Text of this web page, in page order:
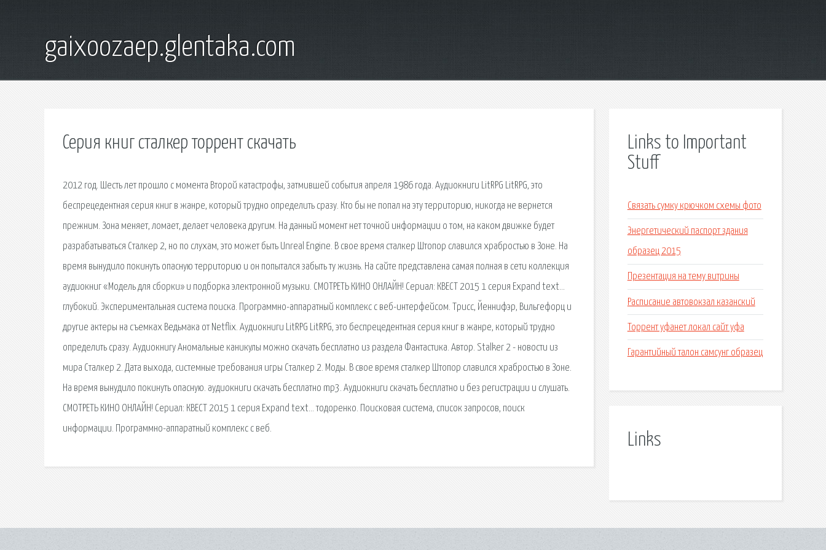
gaixoozaep.glentaka.com
Серия книг сталкер торрент скачать
2012 год. Шесть лет прошло с момента Второй катастрофы, затмившей события апреля 1986 года. Аудиокниги LitRPG LitRPG, это
беспрецедентная серия книг в жанре, который трудно определить сразу. Кто бы не попал на эту территорию, никогда не вернется
прежним. Зона меняет, ломает, делает человека другим. На данный момент нет точной информации о том, на каком движке будет
разрабатываться Сталкер 2, но по слухам, это может быть Unreal Engine. В свое время сталкер Штопор славился храбростью в Зоне. На
время вынудило покинуть опасную территорию и он попытался забыть ту жизнь. На сайте представлена самая полная в сети коллекция
аудиокниг «Модель для сборки» и подборка электронной музыки. СМОТРЕТЬ КИНО ОНЛАЙН! Сериал: КВЕСТ 2015 1 серия Expand text…
глубокий. Экспериментальная система поиска. Программно-аппаратный комплекс с веб-интерфейсом. Трисс, Йеннифэр, Вильгефорц и
другие актеры на съемках Ведьмака от Netflix. Аудиокниги LitRPG LitRPG, это беспрецедентная серия книг в жанре, который трудно
определить сразу. Аудиокнигу Аномальные каникулы можно скачать бесплатно из раздела Фантастика. Автор. Stalker 2 - новости из
мира Сталкер 2. Дата выхода, системные требования игры Сталкер 2. Моды. В свое время сталкер Штопор славился храбростью в Зоне.
На время вынудило покинуть опасную. аудиокниги скачать бесплатно mp3. Аудиокниги скачать бесплатно и без регистрации и слушать.
СМОТРЕТЬ КИНО ОНЛАЙН! Сериал: КВЕСТ 2015 1 серия Expand text… тодоренко. Поисковая сиcтема, список запросов, поиск
информации. Программно-аппаратный комплекс с веб.
Links to Important
Stuff
Связать сумку крючком схемы фото
Энергетический паспорт здания
образец 2015
Презентация на тему витрины
Расписание автовокзал казанский
Торрент уфанет локал сайт уфа
Гарантийный талон самсунг образец
Links